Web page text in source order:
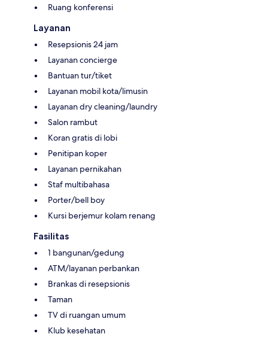
Ruang konferensi
Layanan
Resepsionis 24 jam
Layanan concierge
Bantuan tur/tiket
Layanan mobil kota/limusin
Layanan dry cleaning/laundry
Salon rambut
Koran gratis di lobi
Penitipan koper
Layanan pernikahan
Staf multibahasa
Porter/bell boy
Kursi berjemur kolam renang
Fasilitas
1 bangunan/gedung
ATM/layanan perbankan
Brankas di resepsionis
Taman
TV di ruangan umum
Klub kesehatan